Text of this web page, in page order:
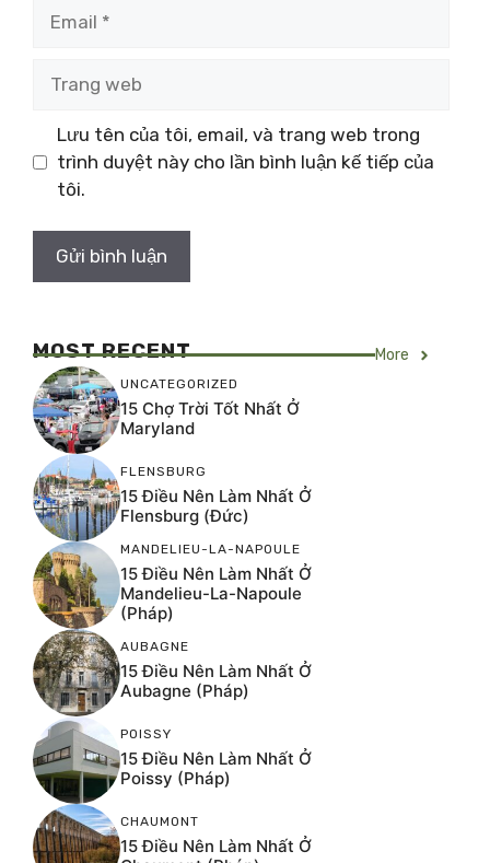
web
Lưu tên của tôi, email, và trang web trong
trình duyệt này cho lần bình luận kế tiếp của
tôi.
MOST RECENT More
UNCATEGORIZED
15 Chợ Trời Tốt Nhất Ở
Maryland
FLENSBURG
15 Điều Nên Làm Nhất Ở
Flensburg (Đức)
MANDELIEU-LA-NAPOULE
15 Điều Nên Làm Nhất Ở
Mandelieu-La-Napoule
(Pháp)
AUBAGNE
15 Điều Nên Làm Nhất Ở
Aubagne (Pháp)
POISSY
15 Điều Nên Làm Nhất Ở
Poissy (Pháp)
CHAUMONT
15 Điều Nên Làm Nhất Ở